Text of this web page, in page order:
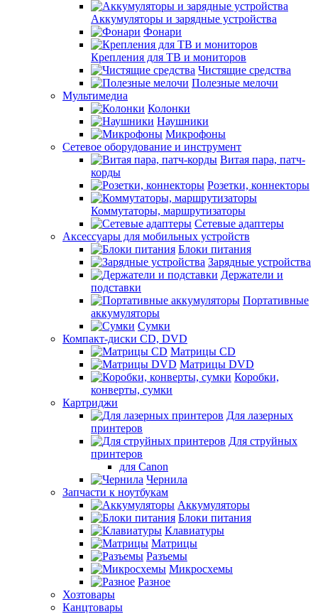
Аккумуляторы и зарядные устройства
Фонари
Крепления для ТВ и мониторов
Чистящие средства
Полезные мелочи
Мультимедиа
Колонки
Наушники
Микрофоны
Сетевое оборудование и инструмент
Витая пара, патч-
корды
Розетки, коннекторы
Коммутаторы, маршрутизаторы
Сетевые адаптеры
Аксессуары для мобильных устройств
Блоки питания
Зарядные устройства
Держатели и
подставки
Портативные
аккумуляторы
Сумки
Компакт-диски CD, DVD
Матрицы CD
Матрицы DVD
Коробки,
конверты, сумки
Картриджи
Для лазерных
принтеров
Для струйных
принтеров
для Canon
Чернила
Запчасти к ноутбукам
Аккумуляторы
Блоки питания
Клавиатуры
Матрицы
Разъемы
Микросхемы
Разное
Хозтовары
Канцтовары